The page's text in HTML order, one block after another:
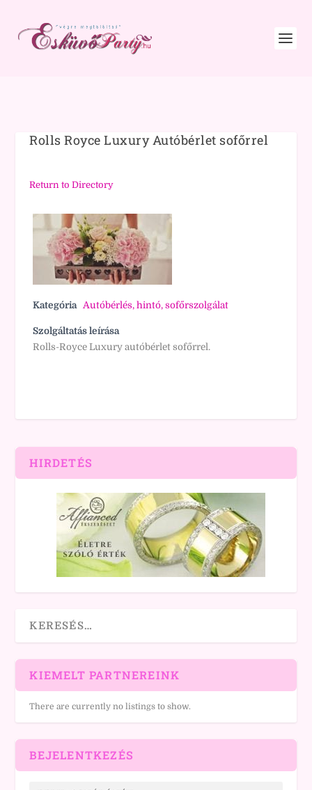
Rolls Royce Luxury Autóbérlet sofőrrel
Return to Directory
Kategória Autóbérlés, hintó, sofőrszolgálat
Szolgáltatás leírása
Rolls-Royce Luxury autóbérlet sofőrrel.
HIRDETÉS
KIEMELT PARTNEREINK
There are currently no listings to show.
BEJELENTKEZÉS